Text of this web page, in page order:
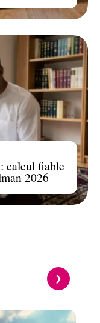
calcul fiable
2026